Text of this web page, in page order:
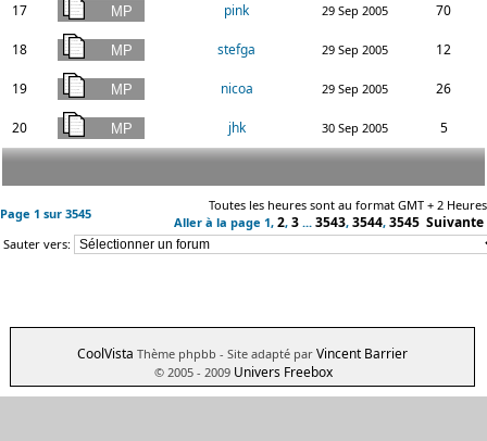
17 pink 29 Sep 2005 70
18 stefga 29 Sep 2005 12
19 nicoa 29 Sep 2005 26
20 jhk 30 Sep 2005 5
Page 1 sur 3545
Toutes les heures sont au format GMT + 2 Heures
Aller à la page 1, 2, 3 ... 3543, 3544, 3545 Suivante
Sauter vers:
CoolVista Thème phpbb - Site adapté par Vincent Barrier
© 2005 - 2009 Univers Freebox